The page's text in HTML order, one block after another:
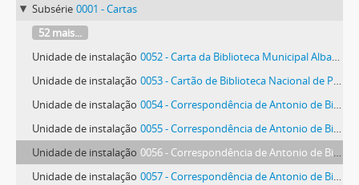
Subsérie 0001 - Cartas
52 mais...
Unidade de instalação 0052 - Carta da Biblioteca Municipal Albano Sardoeira
Unidade de instalação 0053 - Cartão de Biblioteca Nacional de Portugal
Unidade de instalação 0054 - Correspondência de Antonio de Bianchi
Unidade de instalação 0055 - Correspondência de Antonio de Bianchi
Unidade de instalação 0056 - Correspondência de Antonio de Bianchi
Unidade de instalação 0057 - Correspondência de Antonio de Bianchi